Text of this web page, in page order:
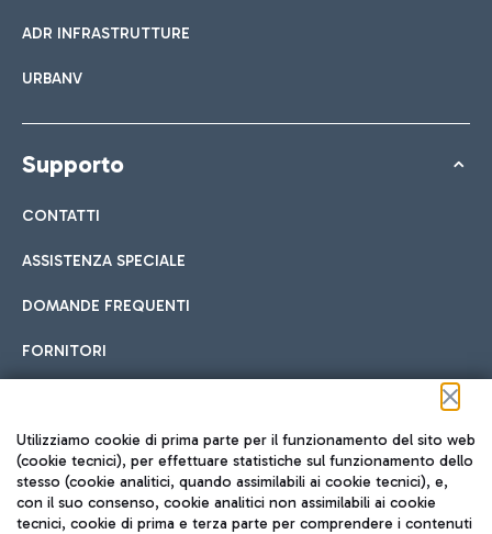
ADR INFRASTRUTTURE
URBANV
Supporto
CONTATTI
ASSISTENZA SPECIALE
DOMANDE FREQUENTI
FORNITORI
Seguici sui social
Utilizziamo cookie di prima parte per il funzionamento del sito web
(cookie tecnici), per effettuare statistiche sul funzionamento dello
stesso (cookie analitici, quando assimilabili ai cookie tecnici), e,
con il suo consenso, cookie analitici non assimilabili ai cookie
tecnici, cookie di prima e terza parte per comprendere i contenuti